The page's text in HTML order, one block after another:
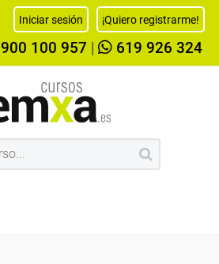
Iniciar sesión ¡Quiero registrarme!
900 100 957 619 926 324